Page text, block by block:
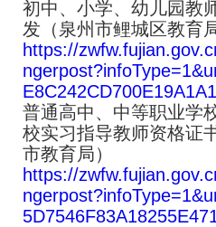
初中、小学、幼儿园教
发（泉州市鲤城区教育局
https://
普通高中、中等职业学
校实习指导教师资格证
市教育局）
https://